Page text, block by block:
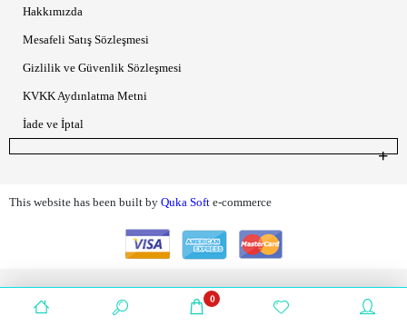
Hakkımızda
Mesafeli Satış Sözleşmesi
Gizlilik ve Güvenlik Sözleşmesi
KVKK Aydınlatma Metni
İade ve İptal
This website has been built by Quka Soft e-commerce
0